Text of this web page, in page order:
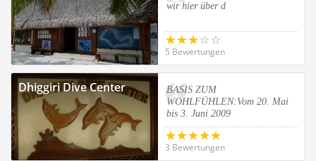
wir hier über d
5 Bewertungen
Dhiggiri Dive Center
BASIS ZUM
WOHLFÜHLEN:Vom 20. Mai
bis 3. Juni 2009
3 Bewertungen